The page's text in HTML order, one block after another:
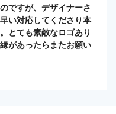
ですが、デザイナーさ
い対応してくださり本
とても素敵なロゴあり
があったらまたお願い